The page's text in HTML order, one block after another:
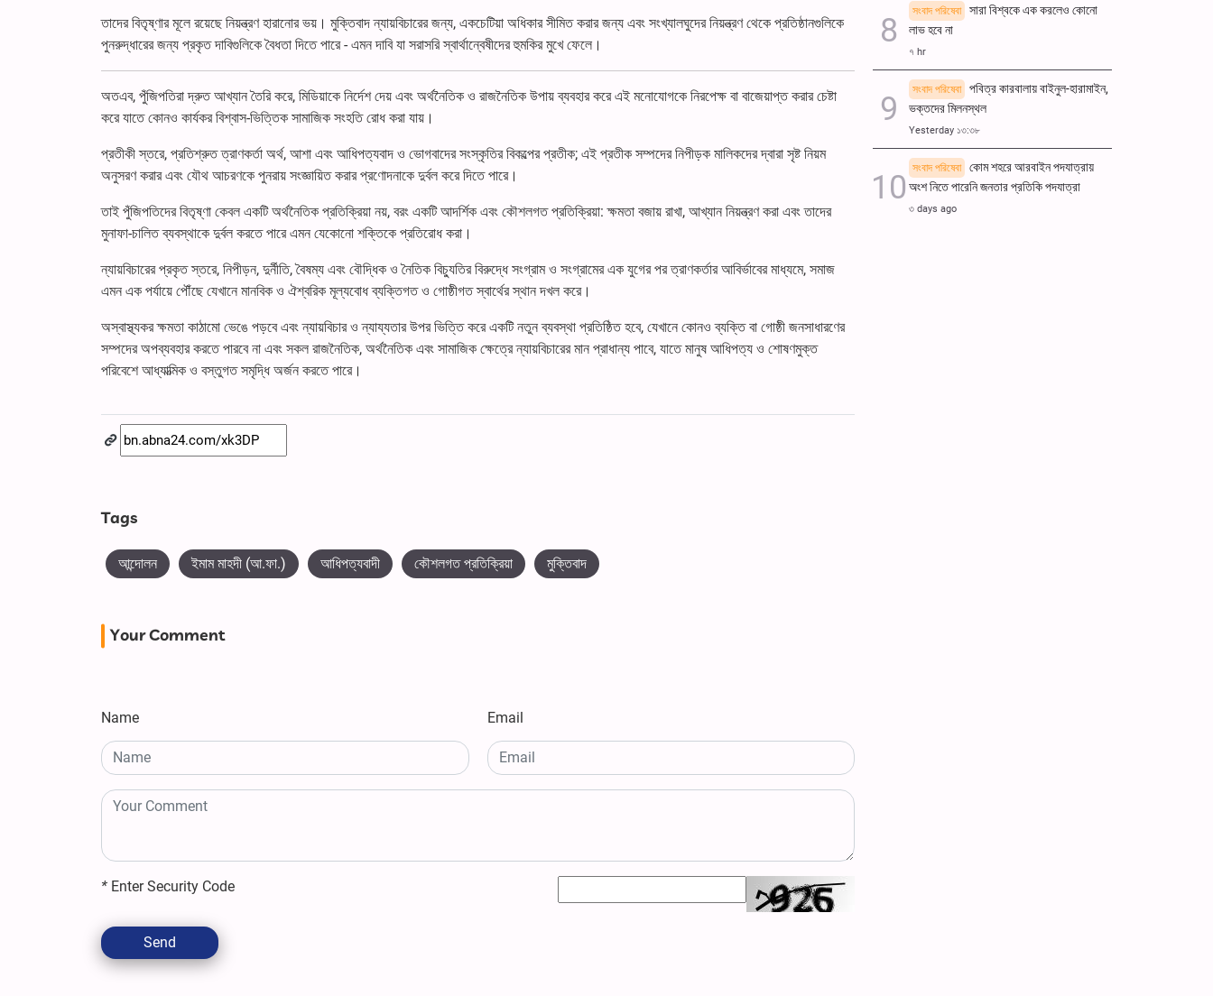
তাদের বিতৃষ্ণার মূলে রয়েছে নিয়ন্ত্রণ হারানোর ভয়। মুক্তিবাদ ন্যায়বিচারের জন্য, একচেটিয়া অধিকার সীমিত করার জন্য এবং সংখ্যালঘুদের নিয়ন্ত্রণ থেকে প্রতিষ্ঠানগুলিকে
পুনরুদ্ধারের জন্য প্রকৃত দাবিগুলিকে বৈধতা দিতে পারে - এমন দাবি যা সরাসরি স্বার্থান্বেষীদের হুমকির মুখে ফেলে।
অতএব, পুঁজিপতিরা দ্রুত আখ্যান তৈরি করে, মিডিয়াকে নির্দেশ দেয় এবং অর্থনৈতিক ও রাজনৈতিক উপায় ব্যবহার করে এই মনোযোগকে নিরপেক্ষ বা বাজেয়াপ্ত করার চেষ্টা
করে যাতে কোনও কার্যকর বিশ্বাস-ভিত্তিক সামাজিক সংহতি রোধ করা যায়।
প্রতীকী স্তরে, প্রতিশ্রুত ত্রাণকর্তা অর্থ, আশা এবং আধিপত্যবাদ ও ভোগবাদের সংস্কৃতির বিকল্পের প্রতীক; এই প্রতীক সম্পদের নিপীড়ক মালিকদের দ্বারা সৃষ্ট নিয়ম
অনুসরণ করার এবং যৌথ আচরণকে পুনরায় সংজ্ঞায়িত করার প্রণোদনাকে দুর্বল করে দিতে পারে।
তাই পুঁজিপতিদের বিতৃষ্ণা কেবল একটি অর্থনৈতিক প্রতিক্রিয়া নয়, বরং একটি আদর্শিক এবং কৌশলগত প্রতিক্রিয়া: ক্ষমতা বজায় রাখা, আখ্যান নিয়ন্ত্রণ করা এবং তাদের
মুনাফা-চালিত ব্যবস্থাকে দুর্বল করতে পারে এমন যেকোনো শক্তিকে প্রতিরোধ করা।
ন্যায়বিচারের প্রকৃত স্তরে, নিপীড়ন, দুর্নীতি, বৈষম্য এবং বৌদ্ধিক ও নৈতিক বিচ্যুতির বিরুদ্ধে সংগ্রাম ও সংগ্রামের এক যুগের পর ত্রাণকর্তার আবির্ভাবের মাধ্যমে, সমাজ
এমন এক পর্যায়ে পৌঁছে যেখানে মানবিক ও ঐশ্বরিক মূল্যবোধ ব্যক্তিগত ও গোষ্ঠীগত স্বার্থের স্থান দখল করে।
অস্বাস্থ্যকর ক্ষমতা কাঠামো ভেঙে পড়বে এবং ন্যায়বিচার ও ন্যায্যতার উপর ভিত্তি করে একটি নতুন ব্যবস্থা প্রতিষ্ঠিত হবে, যেখানে কোনও ব্যক্তি বা গোষ্ঠী জনসাধারণের
সম্পদের অপব্যবহার করতে পারবে না এবং সকল রাজনৈতিক, অর্থনৈতিক এবং সামাজিক ক্ষেত্রে ন্যায়বিচারের মান প্রাধান্য পাবে, যাতে মানুষ আধিপত্য ও শোষণমুক্ত
পরিবেশে আধ্যাত্মিক ও বস্তুগত সমৃদ্ধি অর্জন করতে পারে।
Tags
আন্দোলন ইমাম মাহদী (আ.ফা.) আধিপত্যবাদী কৌশলগত প্রতিক্রিয়া মুক্তিবাদ
Your Comment
Name Email
* Enter Security Code
Send
সংবাদ পরিষেবা
সারা বিশ্বকে এক করলেও কোনো
লাভ হবে না
৭ hr
সংবাদ পরিষেবা
পবিত্র কারবালায় বাইনুল-হারামাইন,
ভক্তদের মিলনস্থল
Yesterday ১৩:৩৮
সংবাদ পরিষেবা
কোম শহরে আরবাইন পদযাত্রায়
অংশ নিতে পারেনি জনতার প্রতিকি পদযাত্রা
৩ days ago